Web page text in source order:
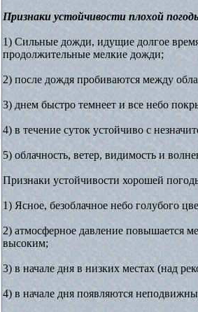
Признаки устойчивости плохой
1) Сильные дожди, идущие долгое
продолжительные мелкие дожди;
2) после дождя пробиваются между
3) днем быстро темнеет и все небо
4) в течение суток устойчиво с
5) облачность, ветер, видимость и
Признаки устойчивости хорошей
1) Ясное, безоблачное небо голубого
2) атмосферное давление повышается
высоким;
3) в начале дня в низких местах (над
4) в начале дня появляются